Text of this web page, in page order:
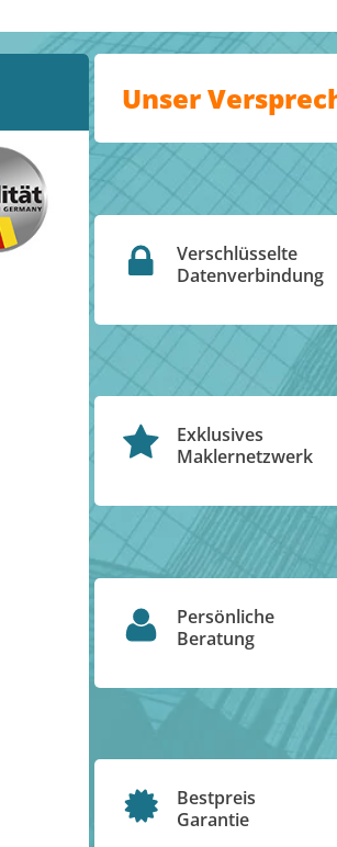
Unser
Verschlüsselte
Datenverbindung
Exklusives
Maklernetzwerk
Persönliche
Beratung
Bestpreis
Garantie